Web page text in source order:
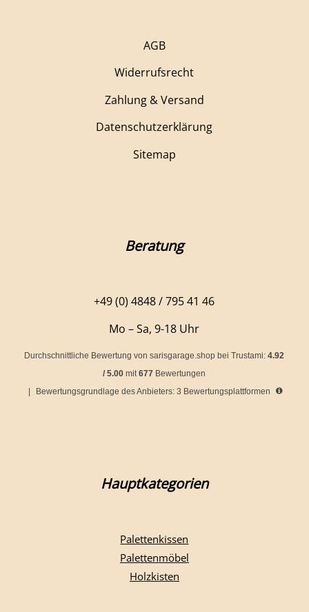
AGB
Widerrufsrecht
Zahlung & Versand
Datenschutzerklärung
Sitemap
Beratung
+49 (0) 4848 / 795 41 46
Mo – Sa, 9-18 Uhr
Durchschnittliche Bewertung von sarisgarage.shop bei Trustami:4.92
/5.00 mit677 Bewertungen
Bewertungsgrundlage des Anbieters: 3 Bewertungsplattformen
Hauptkategorien
Palettenkissen
Palettenmöbel
Holzkisten